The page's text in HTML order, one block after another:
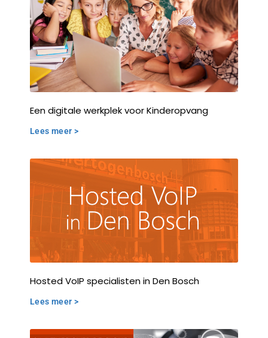
Een digitale werkplek voor Kinderopvang
Lees meer >
Hosted VoIP specialisten in Den Bosch
Lees meer >